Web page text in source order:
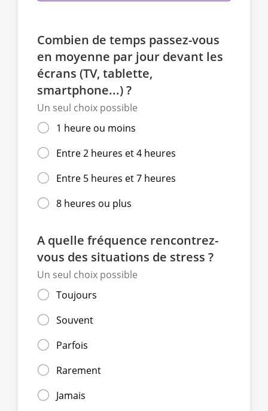
Combien de temps passez-vous
en moyenne par jour devant les
écrans (TV, tablette,
smartphone...) ?
Un seul choix possible
1 heure ou moins
Entre 2 heures et 4 heures
Entre 5 heures et 7 heures
8 heures ou plus
A quelle fréquence rencontrez-
vous des situations de stress ?
Un seul choix possible
Toujours
Souvent
Parfois
Rarement
Jamais